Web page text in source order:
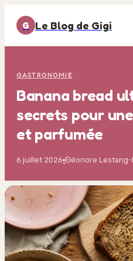
G Le Blog de Gigi
GASTRONOMIE
Banana bread
secrets pour
et parfumée
6 juillet 2026·Éléonore